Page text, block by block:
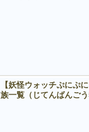
【妖怪ウォッチぷにぷ
族一覧（じてんばんごう